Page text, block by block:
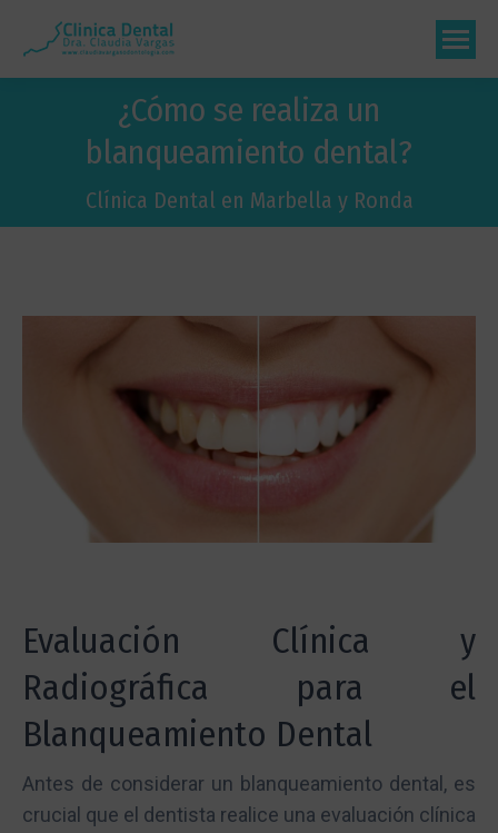
¿Cómo se realiza un
blanqueamiento dental?
Clínica Dental en Marbella y Ronda
Estás aquí:
Evaluación Clínica y
Radiográfica para el
Blanqueamiento Dental
Antes de considerar un blanqueamiento dental, es
crucial que el dentista realice una evaluación clínica